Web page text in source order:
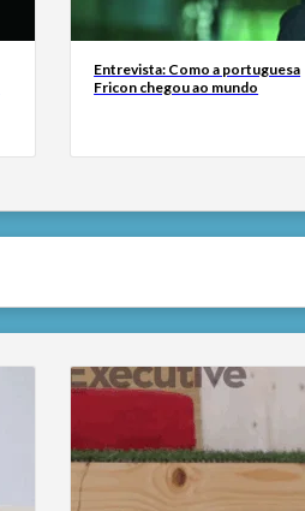
Entrevista: Como a portuguesa
Fricon chegou ao mundo